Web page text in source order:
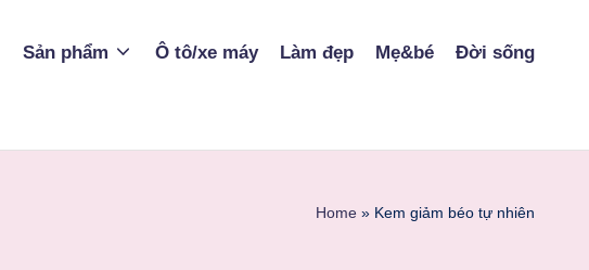
Sản phẩm Ô tô/xe máy Làm đẹp Mẹ&bé Đời sống
Home » Kem giảm béo tự nhiên